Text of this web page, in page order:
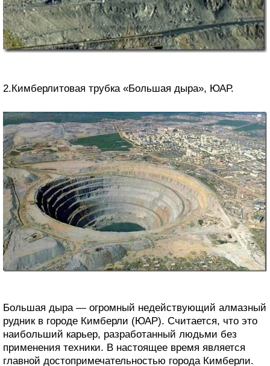
2.Кимберлитовая трубка «Большая дыра», ЮАР.
Большая дыра — огромный недействующий алмазный
рудник в городе Кимберли (ЮАР). Считается, что это
наибольший карьер, разработанный людьми без
применения техники. В настоящее время является
главной достопримечательностью города Кимберли.